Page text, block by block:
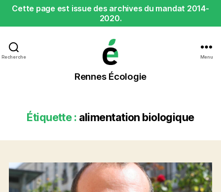
Cette page est issue des archives du mandat 2014-
2020.
Recherche
Rennes
Écologie
Rennes Écologie
Menu
Étiquette : alimentation biologique